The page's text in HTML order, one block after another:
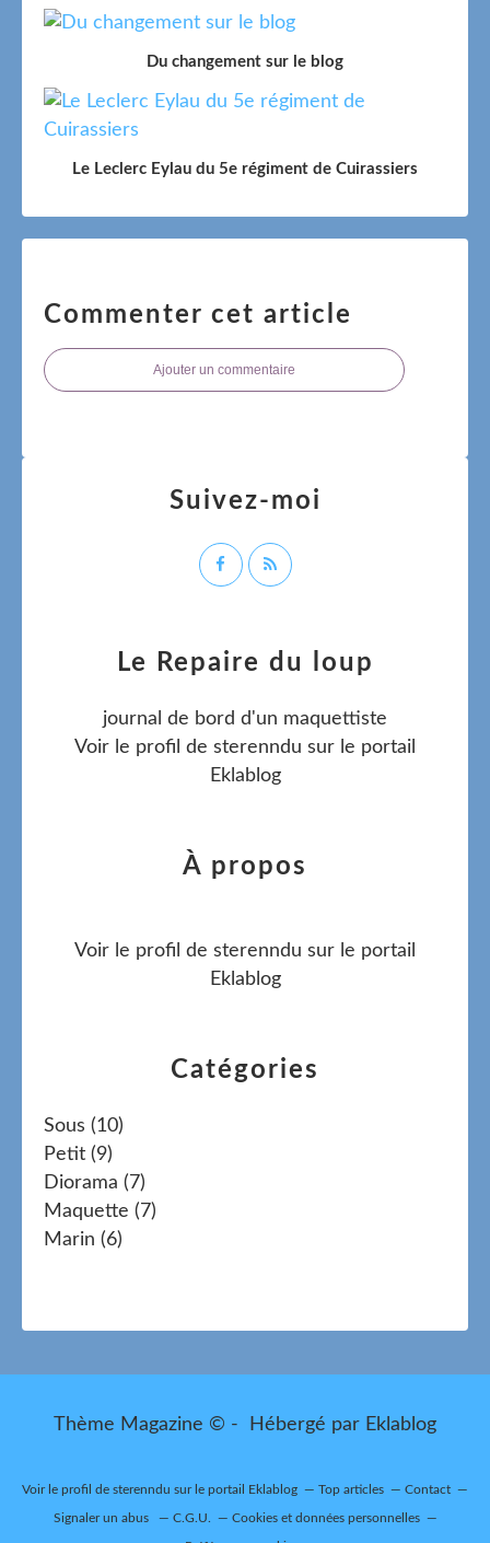
Du changement sur le blog
Le Leclerc Eylau du 5e régiment de Cuirassiers
Commenter cet article
Ajouter un commentaire
Catégories
Sous (10)
Petit (9)
Diorama (7)
Maquette (7)
Marin (6)
Le Repaire du loup
journal de bord d'un maquettiste
Voir le profil de sterenndu sur le portail
Eklablog
Suivez-moi
À propos
Voir le profil de sterenndu sur le portail
Eklablog
Thème Magazine © - Hébergé par Eklablog
Voir le profil de sterenndu sur le portail Eklablog Top articles Contact
Signaler un abus C.G.U. Cookies et données personnelles